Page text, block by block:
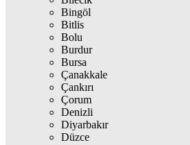
Bingöl
Bitlis
Bolu
Burdur
Bursa
Çanakkale
Çankırı
Çorum
Denizli
Diyarbakır
Düzce